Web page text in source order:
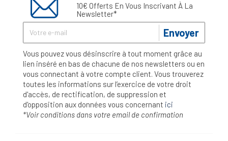
10€ Offerts En Vous Inscrivant À La
Newsletter*
Envoyer
Vous pouvez vous désinscrire à tout moment grâce au
lien inséré en bas de chacune de nos newsletters ou en
vous connectant à votre compte client. Vous trouverez
toutes les informations sur l’exercice de votre droit
d'accès, de rectification, de suppression et
d'opposition aux données vous concernant ici
*Voir conditions dans votre email de confirmation